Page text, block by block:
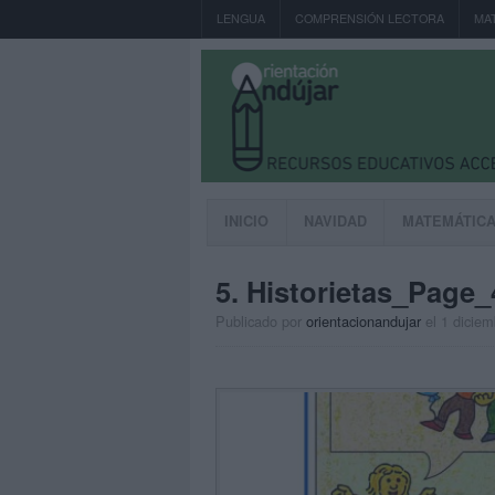
LENGUA COMPRENSIÓN LECTORA
INICIO NAVIDAD
5.
Publicado por orientacionandujar el 1